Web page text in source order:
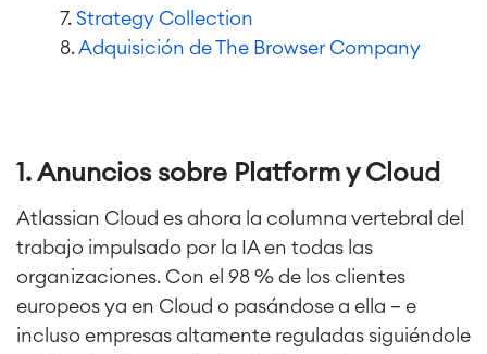
7. Strategy Collection
8.Adquisición de The Browser Company
1. Anuncios sobre Platform y Cloud
Atlassian Cloud es ahora la columna vertebral del
trabajo impulsado por la IA en todas las
organizaciones. Con el 98 % de los clientes
europeos ya en Cloud o pasándose a ella — e
incluso empresas altamente reguladas siguiéndole